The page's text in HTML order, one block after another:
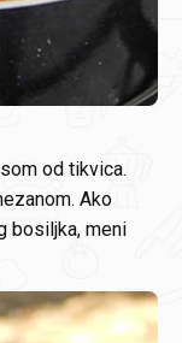
od tikvica.
Ako
bosiljka, meni